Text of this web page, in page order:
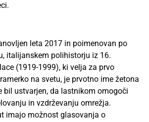
leta 2017 in poimenovan po
italijanskem polihistorju iz 16.
(1919-1999), ki velja za prvo
na svetu, je prvotno ime žetona
bil ustvarjen, da lastnikom omogoči
in vzdrževanju omrežja.
imajo možnost glasovanja o